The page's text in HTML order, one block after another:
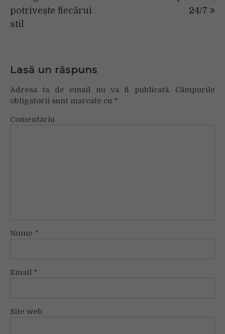
potrivește fiecărui
stil
24/7
Lasă un răspuns
Adresa ta de email nu va fi publicată. Câmpurile
obligatorii sunt marcate cu *
Comentariu
Nume *
Email *
Site web